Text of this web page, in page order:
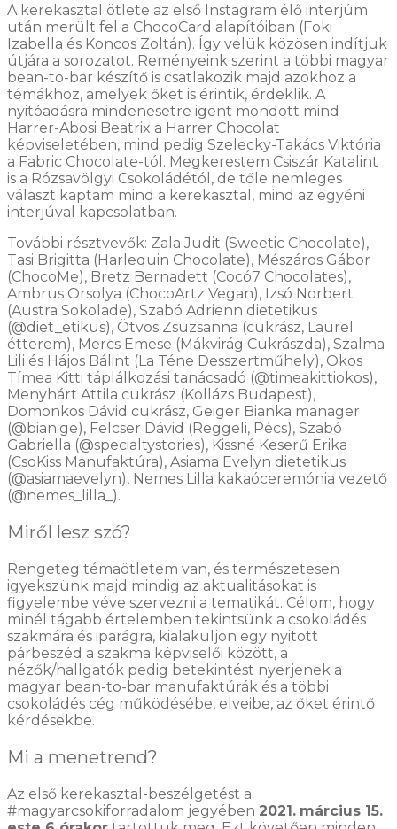
A kerekasztal ötlete az első Instagram élő interjúm
után merült fel a ChocoCard alapítóiban (Foki
Izabella és Koncos Zoltán). Így velük közösen indítjuk
útjára a sorozatot. Reményeink szerint a többi magyar
bean-to-bar készítő is csatlakozik majd azokhoz a
témákhoz, amelyek őket is érintik, érdeklik. A
nyitóadásra mindenesetre igent mondott mind
Harrer-Abosi Beatrix a Harrer Chocolat
képviseletében, mind pedig Szelecky-Takács Viktória
a Fabric Chocolate-tól. Megkerestem Csiszár Katalint
is a Rózsavölgyi Csokoládétól, de tőle nemleges
választ kaptam mind a kerekasztal, mind az egyéni
interjúval kapcsolatban.
További résztvevők: Zala Judit (Sweetic Chocolate),
Tasi Brigitta (Harlequin Chocolate), Mészáros Gábor
(ChocoMe), Bretz Bernadett (Cocó7 Chocolates),
Ambrus Orsolya (ChocoArtz Vegan), Izsó Norbert
(Austra Sokolade), Szabó Adrienn dietetikus
(@diet_etikus), Ötvös Zsuzsanna (cukrász, Laurel
étterem), Mercs Emese (Mákvirág Cukrászda), Szalma
Lili és Hájos Bálint (La Téne Desszertműhely), Okos
Tímea Kitti táplálkozási tanácsadó (@timeakittiokos),
Menyhárt Attila cukrász (Kollázs Budapest),
Domonkos Dávid cukrász, Geiger Bianka manager
(@bian.ge), Felcser Dávid (Reggeli, Pécs), Szabó
Gabriella (@specialtystories), Kissné Keserű Erika
(CsoKiss Manufaktúra), Asiama Evelyn dietetikus
(@asiamaevelyn), Nemes Lilla kakaóceremónia vezető
(@nemes_lilla_).
Miről lesz szó?
Rengeteg témaötletem van, és természetesen
igyekszünk majd mindig az aktualitásokat is
figyelembe véve szervezni a tematikát. Célom, hogy
minél tágabb értelemben tekintsünk a csokoládés
szakmára és iparágra, kialakuljon egy nyitott
párbeszéd a szakma képviselői között, a
nézők/hallgatók pedig betekintést nyerjenek a
magyar bean-to-bar manufaktúrák és a többi
csokoládés cég működésébe, elveibe, az őket érintő
kérdésekbe.
Mi a menetrend?
Az első kerekasztal-beszélgetést a
#magyarcsokiforradalom jegyében 2021. március 15.